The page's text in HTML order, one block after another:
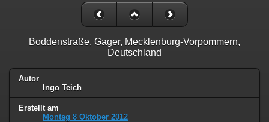
Boddenstraße, Gager, Mecklenburg-Vorpommern,
Deutschland
Autor
Ingo Teich
Erstellt am
Montag 8 Oktober 2012